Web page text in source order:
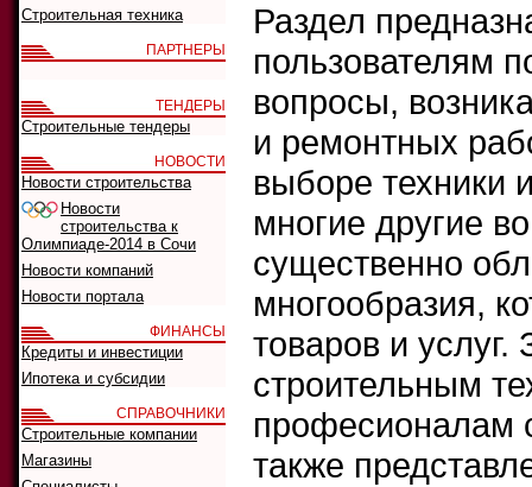
Раздел
пользователям
вопросы,
и ремонтных
выборе
многие другие
существенно
многообразия,
товаров и
строительным
професионалам
также
Строительная техника
ПАРТНЕРЫ
ТЕНДЕРЫ
Строительные тендеры
НОВОСТИ
Новости строительства
Новости
строительства к
Олимпиаде-2014 в Сочи
Новости компаний
Новости портала
ФИНАНСЫ
Кредиты и инвестиции
Ипотека и субсидии
СПРАВОЧНИКИ
Строительные компании
Магазины